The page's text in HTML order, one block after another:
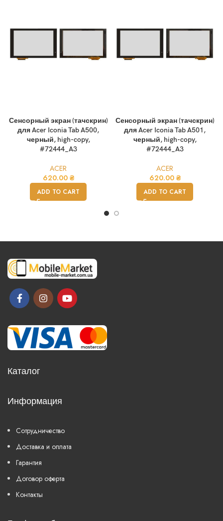
Сенсорный экран (тачскрин)
для Acer Iconia Tab A500,
черный, high-copy,
#72444_A3
ACER
620.00 ₴
ADD TO CART
Сенсорный экран (тачскрин)
для Acer Iconia Tab A501,
черный, high-copy,
#72444_A3
ACER
620.00 ₴
ADD TO CART
Каталог
Информация
Сотрудничество
Доставка и оплата
Гарантия
Договор оферта
Контакты